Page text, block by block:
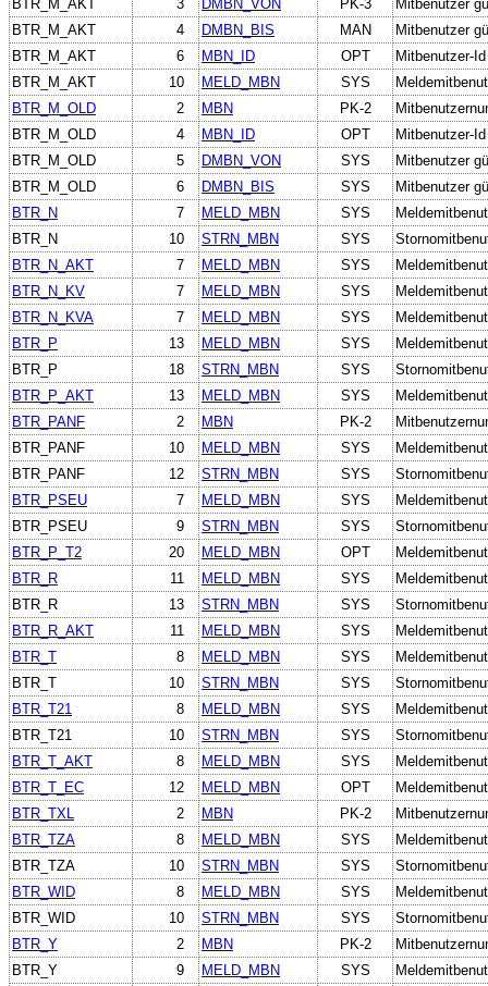
BTR_M_AKT 3 DMBN_VON PK-3
Mitbenutzer
BTR_M_AKT
4 DMBN_BIS MAN
Mitbenutzer
BTR_M_AKT
6 MBN_ID OPT
Mitbenutzer-Id
BTR_M_AKT
10 MELD_MBN SYS
BTR_M_OLD
2 MBN PK-2
BTR_M_OLD
4 MBN_ID OPT
Mitbenutzer-Id
BTR_M_OLD
5 DMBN_VON SYS
Mitbenutzer
BTR_M_OLD
6 DMBN_BIS SYS
Mitbenutzer
BTR_N
7 MELD_MBN SYS
BTR_N
10 STRN_MBN SYS
BTR_N_AKT
7 MELD_MBN SYS
BTR_N_KV
7 MELD_MBN SYS
BTR_N_KVA
7 MELD_MBN SYS
BTR_P
13 MELD_MBN SYS
BTR_P
18 STRN_MBN SYS
BTR_P_AKT
13 MELD_MBN SYS
BTR_PANF
2 MBN PK-2
BTR_PANF
10 MELD_MBN SYS
BTR_PANF
12 STRN_MBN SYS
BTR_PSEU
7 MELD_MBN SYS
BTR_PSEU
9 STRN_MBN SYS
BTR_P_T2
20 MELD_MBN OPT
BTR_R
11 MELD_MBN SYS
BTR_R
13 STRN_MBN SYS
BTR_R_AKT
11 MELD_MBN SYS
BTR_T
8 MELD_MBN SYS
BTR_T
10 STRN_MBN SYS
BTR_T21
8 MELD_MBN SYS
BTR_T21
10 STRN_MBN SYS
BTR_T_AKT
8 MELD_MBN SYS
BTR_T_EC
12 MELD_MBN OPT
BTR_TXL
2 MBN PK-2
BTR_TZA
8 MELD_MBN SYS
BTR_TZA
10 STRN_MBN SYS
BTR_WID
8 MELD_MBN SYS
BTR_WID
10 STRN_MBN SYS
BTR_Y
2 MBN PK-2
BTR_Y
9 MELD_MBN SYS